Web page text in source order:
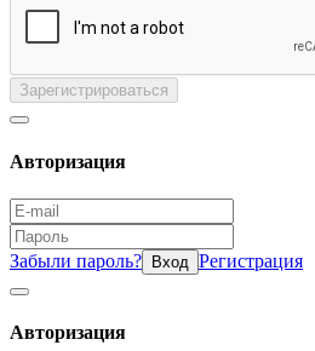
Зарегистрироваться
Авторизация
Забыли пароль? Вход Регистрация
Авторизация